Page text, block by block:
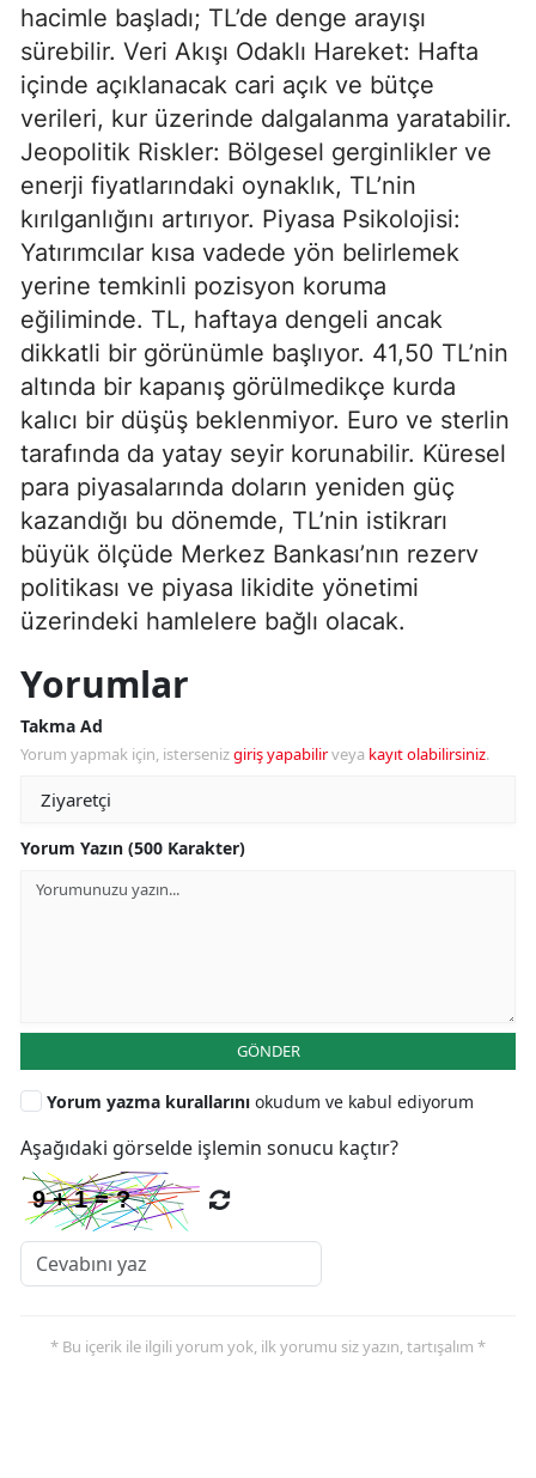
hacimle başladı; TL’de denge arayışı
sürebilir. Veri Akışı Odaklı Hareket: Hafta
içinde açıklanacak cari açık ve bütçe
verileri, kur üzerinde dalgalanma yaratabilir.
Jeopolitik Riskler: Bölgesel gerginlikler ve
enerji fiyatlarındaki oynaklık, TL’nin
kırılganlığını artırıyor. Piyasa Psikolojisi:
Yatırımcılar kısa vadede yön belirlemek
yerine temkinli pozisyon koruma
eğiliminde. TL, haftaya dengeli ancak
dikkatli bir görünümle başlıyor. 41,50 TL’nin
altında bir kapanış görülmedikçe kurda
kalıcı bir düşüş beklenmiyor. Euro ve sterlin
tarafında da yatay seyir korunabilir. Küresel
para piyasalarında doların yeniden güç
kazandığı bu dönemde, TL’nin istikrarı
büyük ölçüde Merkez Bankası’nın rezerv
politikası ve piyasa likidite yönetimi
üzerindeki hamlelere bağlı olacak.
Yorumlar
Takma Ad
Yorum yapmak için, istersenizgiriş yapabilirveya kayıt olabilirsiniz.
Yorum Yazın (500 Karakter)
GÖNDER
Yorum yazma kurallarını okudum ve kabul ediyorum
Aşağıdaki görselde işlemin sonucu kaçtır?
* Bu içerik ile ilgili yorum yok, ilk yorumu siz yazın, tartışalım *